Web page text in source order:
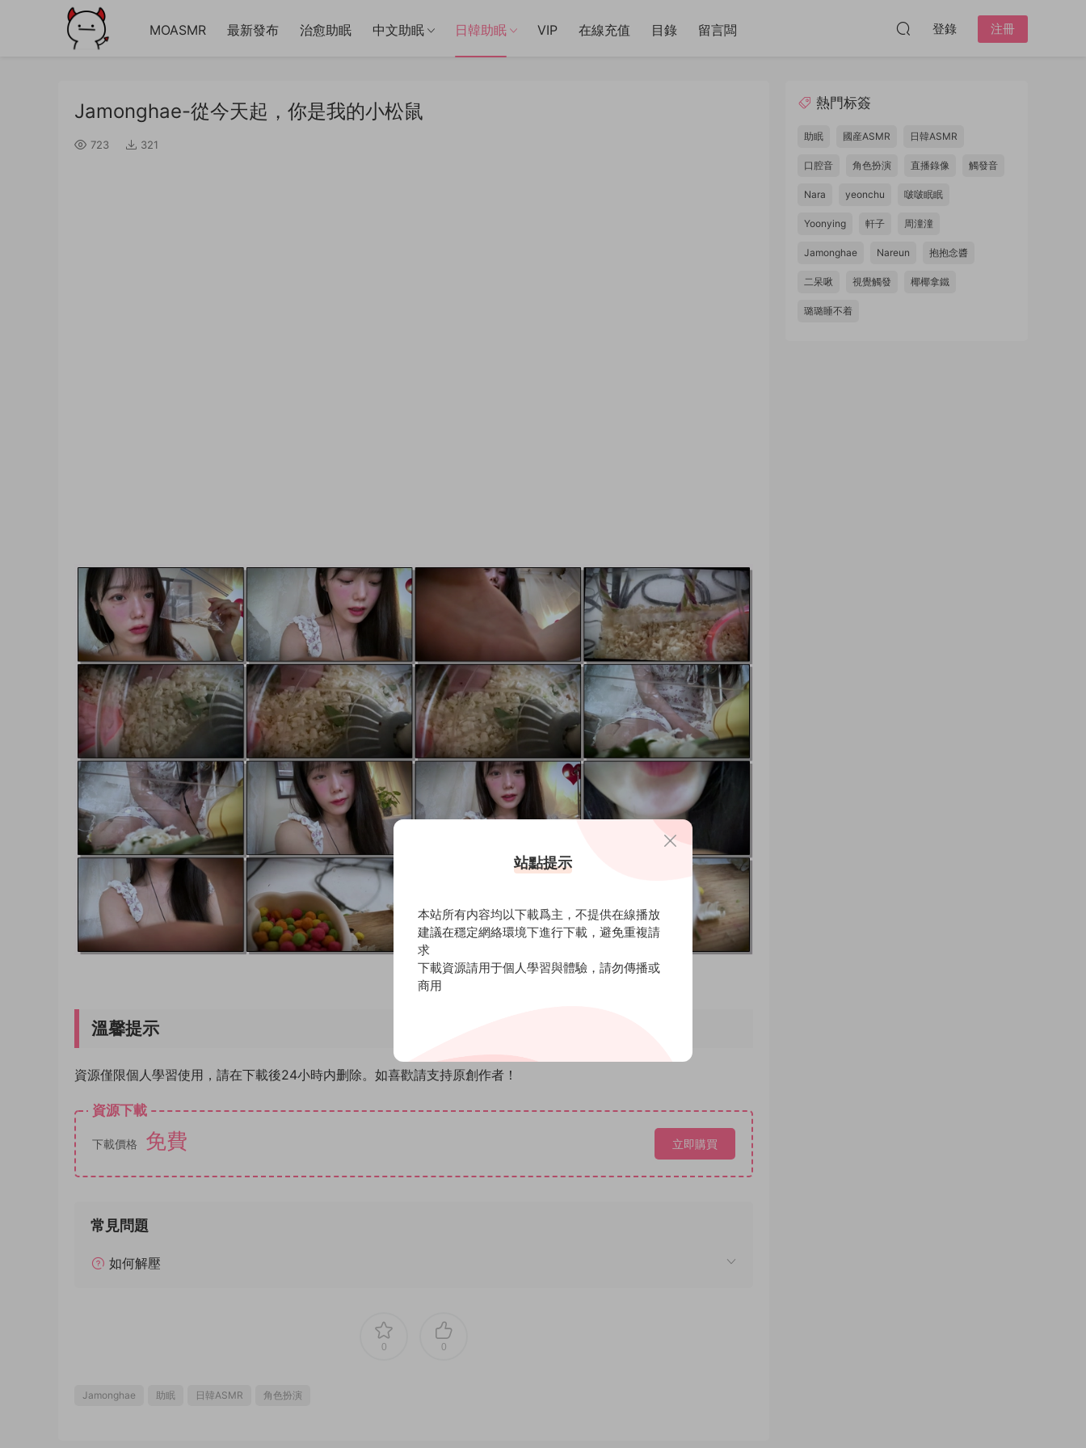
MOASMR 最新發布 治愈助眠 中文助眠 日韓助眠 VIP 在線充值 目錄 留言闆 登錄 注冊
Jamonghae-從今天起，你是我的小松鼠
723 321
溫馨提示
資源僅限個人學習使用，請在下載後24小時内删除。如喜歡請支持原創作者！
資源下載
下載價格 免費 立即購買
常見問題
如何解壓
0 0
Jamonghae 助眠 日韓ASMR 角色扮演
熱門标簽
助眠 國産ASMR 日韓ASMR
口腔音 角色扮演 直播錄像 觸發音
Nara yeonchu 啵啵眠眠
Yoonying 軒子 周潼潼
Jamonghae Nareun 抱抱念醬
二呆啾 視覺觸發 椰椰拿鐵
璐璐睡不着
站點提示
本站所有内容均以下載爲主，不提供在線播放
建議在穩定網絡環境下進行下載，避免重複請
求
下載資源請用于個人學習與體驗，請勿傳播或
商用